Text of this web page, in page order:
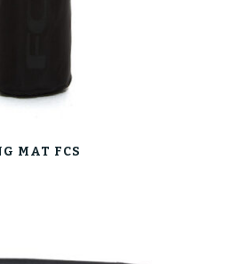
MAT FCS